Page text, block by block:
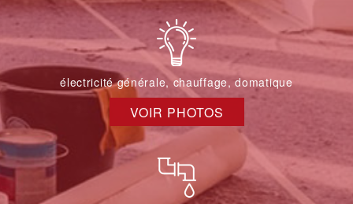
électricité générale, chauffage, domatique
VOIR PHOTOS